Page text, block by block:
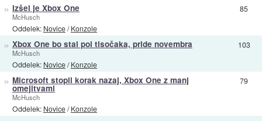
» Izšel je Xbox One
McHusch
Oddelek: Novice/Konzole
85
» Xbox One bo stal pol tisočaka, pride novembra
McHusch
Oddelek: Novice/Konzole
103
» Microsoft stopil korak nazaj, Xbox One z manj
omejitvami
McHusch
Oddelek: Novice/Konzole
79